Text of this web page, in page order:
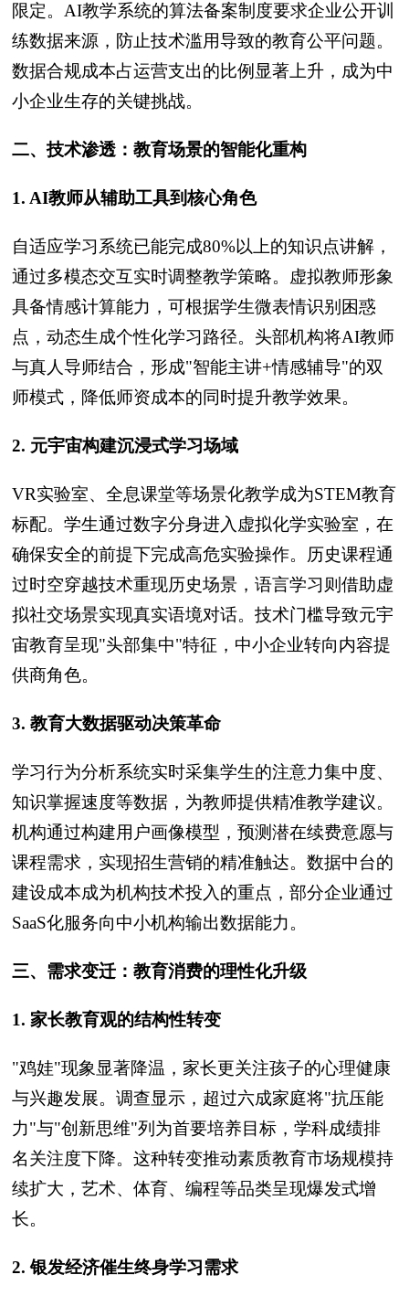
限定。AI教学系统的算法备案制度要求企业公开训
练数据来源，防止技术滥用导致的教育公平问题。
数据合规成本占运营支出的比例显著上升，成为中
小企业生存的关键挑战。
二、技术渗透：教育场景的智能化重构
1. AI教师从辅助工具到核心角色
自适应学习系统已能完成80%以上的知识点讲解，
通过多模态交互实时调整教学策略。虚拟教师形象
具备情感计算能力，可根据学生微表情识别困惑
点，动态生成个性化学习路径。头部机构将AI教师
与真人导师结合，形成"智能主讲+情感辅导"的双
师模式，降低师资成本的同时提升教学效果。
2. 元宇宙构建沉浸式学习场域
VR实验室、全息课堂等场景化教学成为STEM教育
标配。学生通过数字分身进入虚拟化学实验室，在
确保安全的前提下完成高危实验操作。历史课程通
过时空穿越技术重现历史场景，语言学习则借助虚
拟社交场景实现真实语境对话。技术门槛导致元宇
宙教育呈现"头部集中"特征，中小企业转向内容提
供商角色。
3. 教育大数据驱动决策革命
学习行为分析系统实时采集学生的注意力集中度、
知识掌握速度等数据，为教师提供精准教学建议。
机构通过构建用户画像模型，预测潜在续费意愿与
课程需求，实现招生营销的精准触达。数据中台的
建设成本成为机构技术投入的重点，部分企业通过
SaaS化服务向中小机构输出数据能力。
三、需求变迁：教育消费的理性化升级
1. 家长教育观的结构性转变
"鸡娃"现象显著降温，家长更关注孩子的心理健康
与兴趣发展。调查显示，超过六成家庭将"抗压能
力"与"创新思维"列为首要培养目标，学科成绩排
名关注度下降。这种转变推动素质教育市场规模持
续扩大，艺术、体育、编程等品类呈现爆发式增
长。
2. 银发经济催生终身学习需求